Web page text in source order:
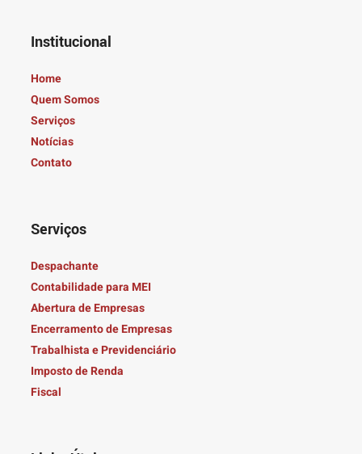
Institucional
Home
Quem Somos
Serviços
Notícias
Contato
Serviços
Despachante
Contabilidade para MEI
Abertura de Empresas
Encerramento de Empresas
Trabalhista e Previdenciário
Imposto de Renda
Fiscal